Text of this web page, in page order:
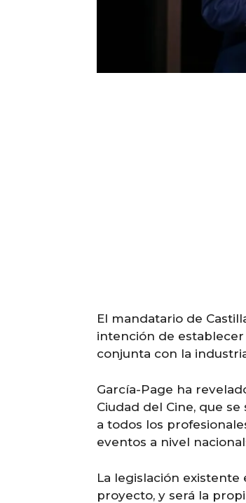
El mandatario de
intención de establecer
conjunta con la
García-Page ha
Ciudad del Cine, que
a todos los
eventos a nivel
La legislación
proyecto, y será la